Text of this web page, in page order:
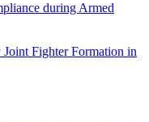
during Armed
Fighter Formation in